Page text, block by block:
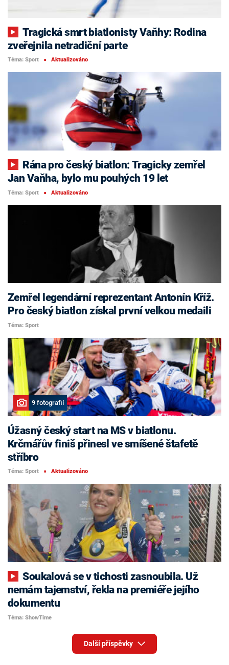
Tragická smrt biatlonisty Vaňhy: Rodina
zveřejnila netradiční parte
Téma: Sport ■ Aktualizováno
Jan Vaňha, bylo mu pouhých 19 let
Téma: Sport ■ Aktualizováno
Zemřel legendární reprezentant Antonín Kříž.
Pro český biatlon získal první velkou medaili
Téma: Sport
9 fotografií
Úžasný český start na MS v biatlonu.
Krčmářův finiš přinesl ve smíšené štafetě
stříbro
Téma: Sport ■ Aktualizováno
Soukalová se v tichosti zasnoubila. Už
nemám tajemství, řekla na premiéře jejího
dokumentu
Téma: ShowTime
Další příspěvky